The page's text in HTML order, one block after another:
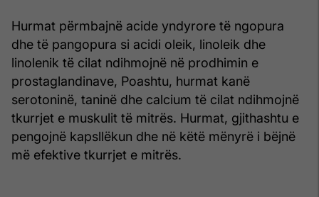
Hurmat përmbajnë acide yndyrore të ngopura
dhe të pangopura si acidi oleik, linoleik dhe
linolenik të cilat ndihmojnë në prodhimin e
prostaglandinave, Poashtu, hurmat kanë
serotoninë, taninë dhe calcium të cilat ndihmojnë
tkurrjet e muskulit të mitrës. Hurmat, gjithashtu e
pengojnë kapsllëkun dhe në këtë mënyrë i bëjnë
më efektive tkurrjet e mitrës.